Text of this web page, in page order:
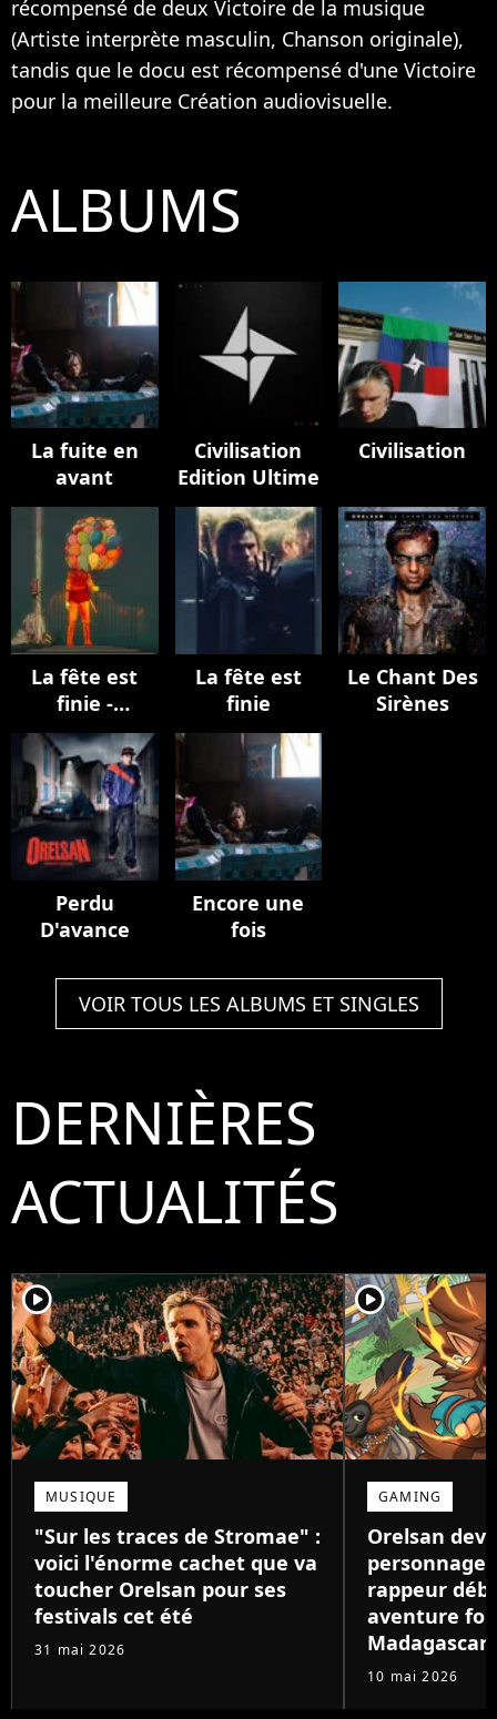
récompensé de deux Victoire de la musique
(Artiste interprète masculin, Chanson originale),
tandis que le docu est récompensé d'une Victoire
pour la meilleure Création audiovisuelle.
ALBUMS
La fuite en
avant
Civilisation
Edition Ultime
Civilisation
La fête est
finie -
EPILOGUE
La fête est
finie
Le Chant Des
Sirènes
Perdu
D'avance
Encore une
fois
VOIR TOUS LES ALBUMS ET SINGLES
DERNIÈRES
ACTUALITÉS
player2
MUSIQUE
"Sur les traces de Stromae" :
voici l'énorme cachet que va
toucher Orelsan pour ses
festivals cet été
31 mai 2026
player2
GAMING
Orelsan
personnage
rappeur
aventure
Madagascar
10 mai 2026